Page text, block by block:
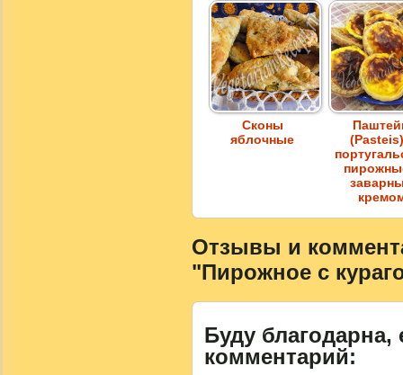
Сконы
яблочные
Отзывы и
"Пирожное с
Буду благодарна,
комментарий: